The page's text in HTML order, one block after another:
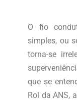
O fio
simples, ou
torna-se
que se
Rol da ANS,